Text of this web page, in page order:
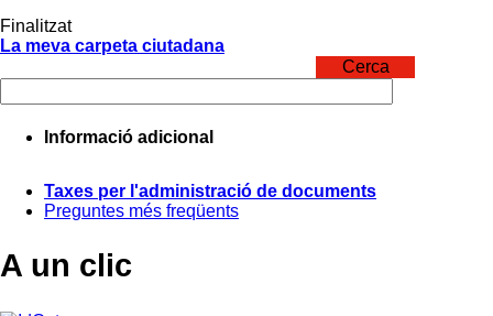
Finalitzat
La meva carpeta ciutadana
Cerca
Informació adicional
Taxes per l'administració de documents
Preguntes més freqüents
A un clic